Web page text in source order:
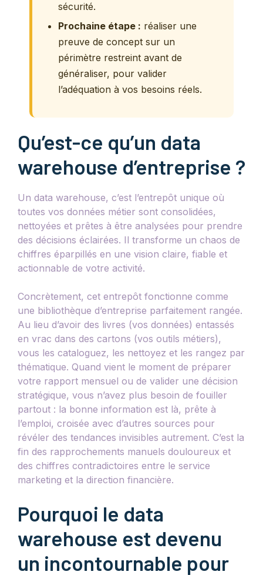
sécurité.
Prochaine étape : réaliser une
preuve de concept sur un
périmètre restreint avant de
généraliser, pour valider
l’adéquation à vos besoins réels.
Qu’est-ce qu’un data
warehouse d’entreprise ?
Un data warehouse, c’est l’entrepôt unique où
toutes vos données métier sont consolidées,
nettoyées et prêtes à être analysées pour prendre
des décisions éclairées. Il transforme un chaos de
chiffres éparpillés en une vision claire, fiable et
actionnable de votre activité.
Concrètement, cet entrepôt fonctionne comme
une bibliothèque d’entreprise parfaitement rangée.
Au lieu d’avoir des livres (vos données) entassés
en vrac dans des cartons (vos outils métiers),
vous les cataloguez, les nettoyez et les rangez par
thématique. Quand vient le moment de préparer
votre rapport mensuel ou de valider une décision
stratégique, vous n’avez plus besoin de fouiller
partout : la bonne information est là, prête à
l’emploi, croisée avec d’autres sources pour
révéler des tendances invisibles autrement. C’est la
fin des rapprochements manuels douloureux et
des chiffres contradictoires entre le service
marketing et la direction financière.
Pourquoi le data
warehouse est devenu
un incontournable pour